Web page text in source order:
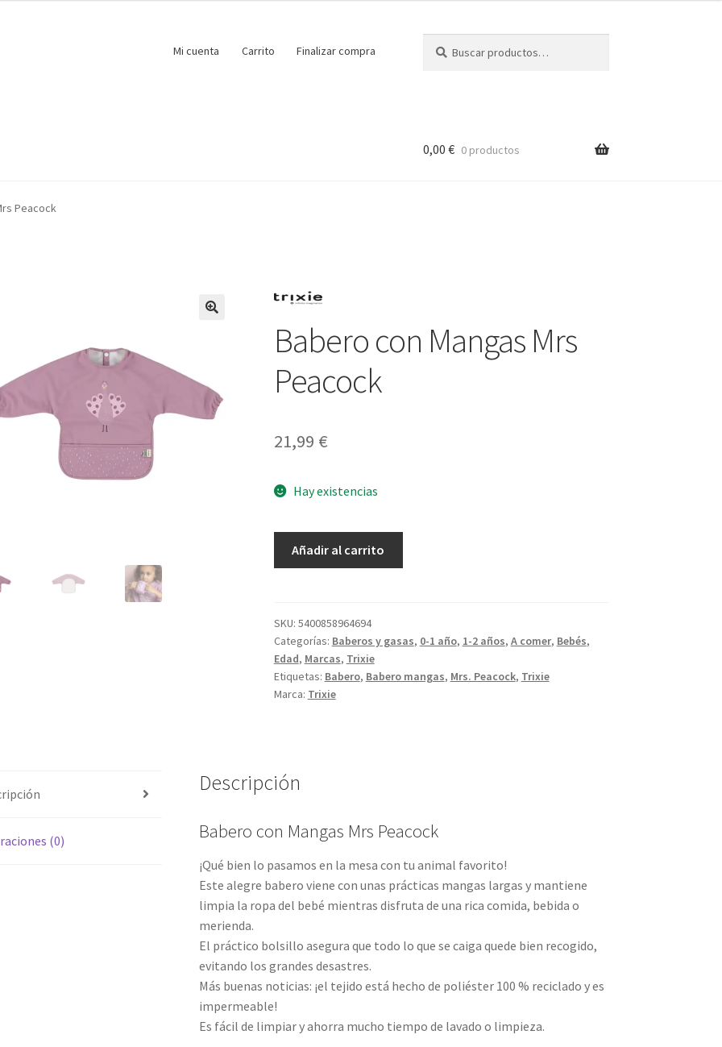
Mi cuenta Carrito Finalizar compra
por:
0,00 € 0 productos
Peacock
Babero con Mangas Mrs
Peacock
21,99 €
Hay existencias
Peacock
cantidad
Añadir al carrito
SKU: 5400858964694
Categorías: Baberos y gasas, 0-1 año, 1-2 años, A comer, Bebés,
Edad, Marcas, Trixie
Etiquetas: Babero, Babero mangas, Mrs. Peacock, Trixie
Marca: Trixie
(0)
Descripción
Babero con Mangas Mrs Peacock
¡Qué bien lo pasamos en la mesa con tu animal favorito!
Este alegre babero viene con unas prácticas mangas largas y mantiene
limpia la ropa del bebé mientras disfruta de una rica comida, bebida o
merienda.
El práctico bolsillo asegura que todo lo que se caiga quede bien recogido,
evitando los grandes desastres.
Más buenas noticias: ¡el tejido está hecho de poliéster 100 % reciclado y es
impermeable!
Es fácil de limpiar y ahorra mucho tiempo de lavado o limpieza.